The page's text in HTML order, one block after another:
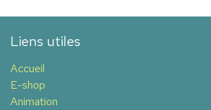
Liens utiles
Accueil
E-shop
Animation